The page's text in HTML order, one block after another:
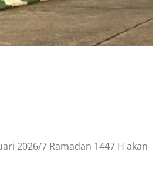
2026/7 Ramadan 1447 H akan